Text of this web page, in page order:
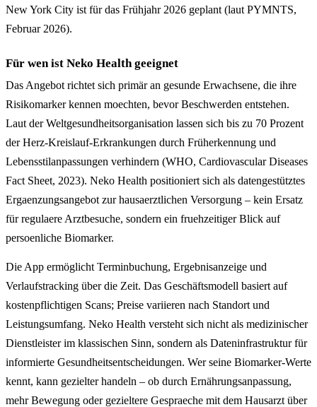
New York City ist für das Frühjahr 2026 geplant (laut PYMNTS,
Februar 2026).
Für wen ist Neko Health geeignet
Das Angebot richtet sich primär an gesunde Erwachsene, die ihre
Risikomarker kennen moechten, bevor Beschwerden entstehen.
Laut der Weltgesundheitsorganisation lassen sich bis zu 70 Prozent
der Herz-Kreislauf-Erkrankungen durch Früherkennung und
Lebensstilanpassungen verhindern (WHO, Cardiovascular Diseases
Fact Sheet, 2023). Neko Health positioniert sich als datengestütztes
Ergaenzungsangebot zur hausaerztlichen Versorgung – kein Ersatz
für regulaere Arztbesuche, sondern ein fruehzeitiger Blick auf
persoenliche Biomarker.
Die App ermöglicht Terminbuchung, Ergebnisanzeige und
Verlaufstracking über die Zeit. Das Geschäftsmodell basiert auf
kostenpflichtigen Scans; Preise variieren nach Standort und
Leistungsumfang. Neko Health versteht sich nicht als medizinischer
Dienstleister im klassischen Sinn, sondern als Dateninfrastruktur für
informierte Gesundheitsentscheidungen. Wer seine Biomarker-Werte
kennt, kann gezielter handeln – ob durch Ernährungsanpassung,
mehr Bewegung oder gezieltere Gespraeche mit dem Hausarzt über